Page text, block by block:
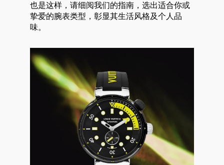
也是这样，请细阅我们的指南，选出适合你或
挚爱的腕表类型，彰显其生活风格及个人品
味。